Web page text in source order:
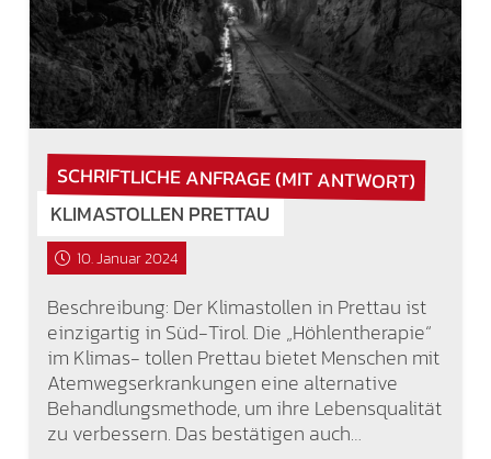
SCHRIFTLICHE ANFRAGE (MIT ANTWORT)
KLIMASTOLLEN PRETTAU
10. Januar 2024
Beschreibung: Der Klimastollen in Prettau ist
einzigartig in Süd-Tirol. Die „Höhlentherapie“
im Klimas- tollen Prettau bietet Menschen mit
Atemwegserkrankungen eine alternative
Behandlungsmethode, um ihre Lebensqualität
zu verbessern. Das bestätigen auch…